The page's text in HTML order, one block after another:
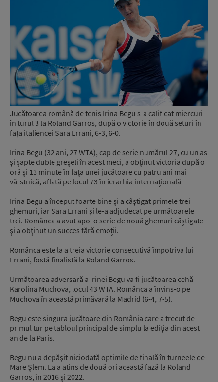
Jucătoarea română de tenis Irina Begu s-a calificat miercuri
în turul 3 la Roland Garros, după o victorie în două seturi în
faţa italiencei Sara Errani, 6-3, 6-0.
Irina Begu (32 ani, 27 WTA), cap de serie numărul 27, cu un as
şi şapte duble greşeli în acest meci, a obţinut victoria după o
oră şi 13 minute în faţa unei jucătoare cu patru ani mai
vârstnică, aflată pe locul 73 în ierarhia internaţională.
Irina Begu a început foarte bine şi a câştigat primele trei
ghemuri, iar Sara Errani şi le-a adjudecat pe următoarele
trei. Românca a avut apoi o serie de nouă ghemuri câştigate
şi a obţinut un succes fără emoţii.
Românca este la a treia victorie consecutivă împotriva lui
Errani, fostă finalistă la Roland Garros.
Următoarea adversară a Irinei Begu va fi jucătoarea cehă
Karolina Muchova, locul 43 WTA. Românca a învins-o pe
Muchova în această primăvară la Madrid (6-4, 7-5).
Begu este singura jucătoare din România care a trecut de
primul tur pe tabloul principal de simplu la ediţia din acest
an de la Paris.
Begu nu a depăşit niciodată optimile de finală în turneele de
Mare Şlem. Ea a atins de două ori această fază la Roland
Garros, în 2016 şi 2022.